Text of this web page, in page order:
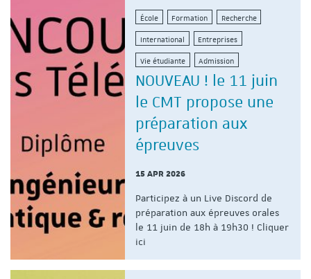
École Formation Recherche
International Entreprises
Vie étudiante Admission
NOUVEAU ! le 11 juin
le CMT propose une
préparation aux
épreuves
15 APR 2026
Participez à un Live Discord de
préparation aux épreuves orales
le 11 juin de 18h à 19h30 ! Cliquer
ici